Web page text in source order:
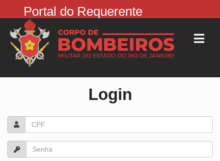
Portal do Requerente
Login